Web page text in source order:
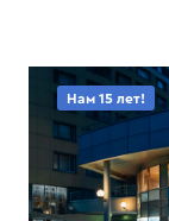
Нам 15 лет!